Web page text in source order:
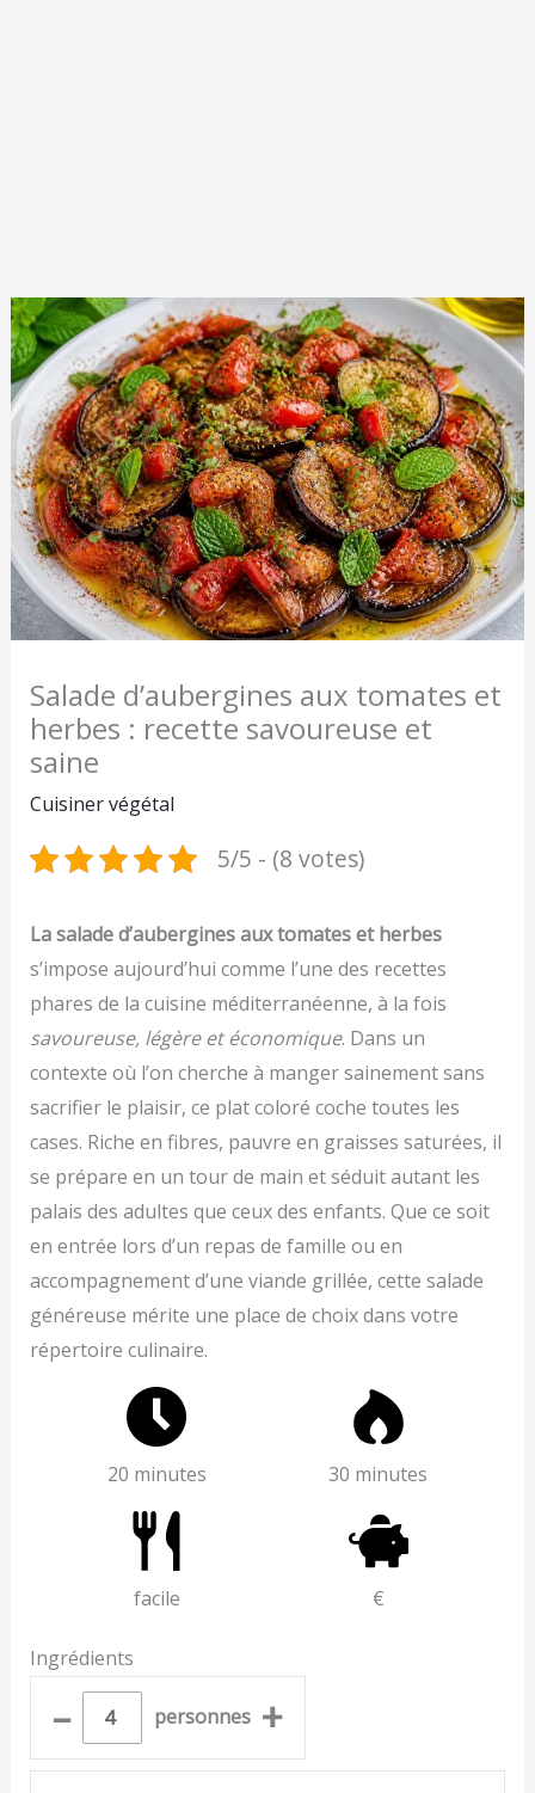
Salade d’aubergines aux tomates et
herbes : recette savoureuse et
saine
Cuisiner végétal
5/5 - (8 votes)
La salade d’aubergines aux tomates et herbes
s’impose aujourd’hui comme l’une des recettes
phares de la cuisine méditerranéenne, à la fois
savoureuse, légère et économique. Dans un
contexte où l’on cherche à manger sainement sans
sacrifier le plaisir, ce plat coloré coche toutes les
cases. Riche en fibres, pauvre en graisses saturées, il
se prépare en un tour de main et séduit autant les
palais des adultes que ceux des enfants. Que ce soit
en entrée lors d’un repas de famille ou en
accompagnement d’une viande grillée, cette salade
généreuse mérite une place de choix dans votre
répertoire culinaire.
20 minutes 30 minutes
facile €
Ingrédients
– personnes +